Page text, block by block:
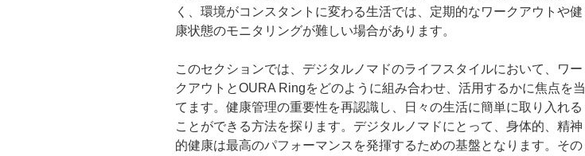
く、環境がコンスタントに変わる生活では、定期的なワークアウトや健
康状態のモニタリングが難しい場合があります。
このセクションでは、デジタルノマドのライフスタイルにおいて、ワー
クアウトとOURA Ringをどのように組み合わせ、活用するかに焦点を当
てます。健康管理の重要性を再認識し、日々の生活に簡単に取り入れる
ことができる方法を探ります。デジタルノマドにとって、身体的、精神
的健康は最高のパフォーマンスを発揮するための基盤となります。その